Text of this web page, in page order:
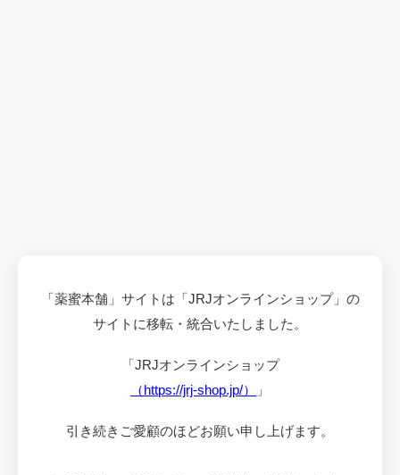
「薬蜜本舗」サイトは「JRJオンラインショップ」の
サイトに移転・統合いたしました。
「JRJオンラインショップ
（https://jrj-shop.jp/）
」
引き続きご愛顧のほどお願い申し上げます。